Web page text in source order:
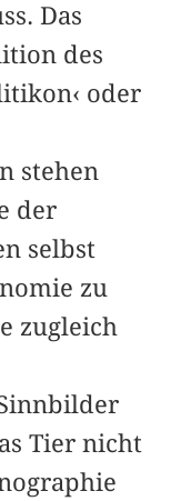
Das
des
oder
stehen
der
selbst
zu
zugleich
Tier nicht